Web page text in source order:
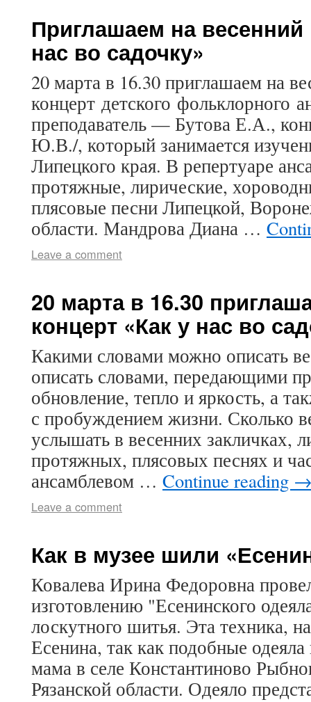
Приглашаем на весенний
нас во садочку»
20 марта в 16.30 приглашаем на
концерт детского фольклорного
преподаватель — Бутова Е.А.,
Ю.В./, который занимается
Липецкого края. В репертуаре
протяжные, лирические,
плясовые песни Липецкой,
области. Мандрова Диана …
Leave a comment
20 марта в 16.30
концерт «Как у нас во
Какими словами можно описать
описать словами, передающими
обновление, тепло и яркость, а
с пробуждением жизни. Сколько
услышать в весенних закличках,
протяжных, плясовых песнях и
ансамблевом … Continue reading
Leave a comment
Как в музее шили
Ковалева Ирина Федоровна
изготовлению "Есенинского
лоскутного шитья. Эта техника,
Есенина, так как подобные одеяла
мама в селе Константиново
Рязанской области. Одеяло